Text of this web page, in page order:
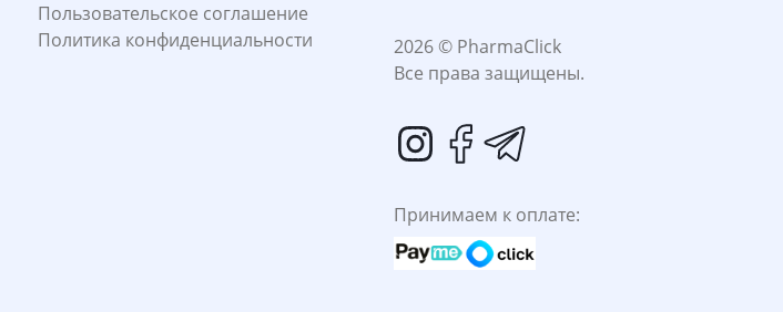
Пользовательское соглашение
Политика конфиденциальности
2026 © PharmaClick
Все права защищены.
Принимаем к оплате: